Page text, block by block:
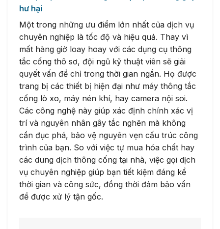
hư hại
Một trong những ưu điểm lớn nhất của dịch vụ
chuyên nghiệp là tốc độ và hiệu quả. Thay vì
mất hàng giờ loay hoay với các dụng cụ thông
tắc cống thô sơ, đội ngũ kỹ thuật viên sẽ giải
quyết vấn đề chỉ trong thời gian ngắn. Họ được
trang bị các thiết bị hiện đại như máy thông tắc
cống lò xo, máy nén khí, hay camera nội soi.
Các công nghệ này giúp xác định chính xác vị
trí và nguyên nhân gây tắc nghẽn mà không
cần đục phá, bảo vệ nguyên vẹn cấu trúc công
trình của bạn. So với việc tự mua hóa chất hay
các dung dịch thông cống tại nhà, việc gọi dịch
vụ chuyên nghiệp giúp bạn tiết kiệm đáng kể
thời gian và công sức, đồng thời đảm bảo vấn
đề được xử lý tận gốc.